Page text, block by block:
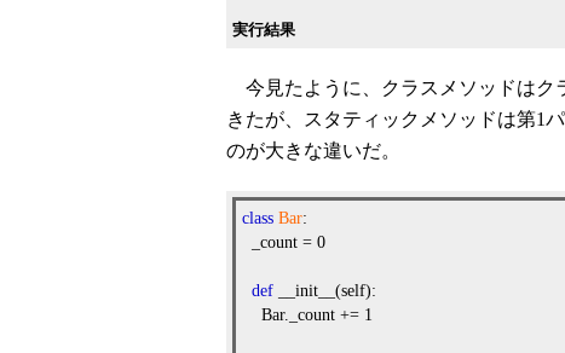
実行結果
今見たように、クラスメソッドはク
きたが、スタティックメソッドは第1
のが大きな違いだ。
class Bar:
_count = 0
def __init__(self):
Bar._count += 1